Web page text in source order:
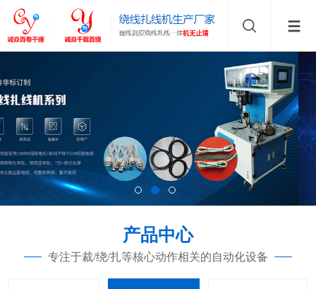
产品中心
专注于裁/绕/扎等核心动作相关的自动化设备